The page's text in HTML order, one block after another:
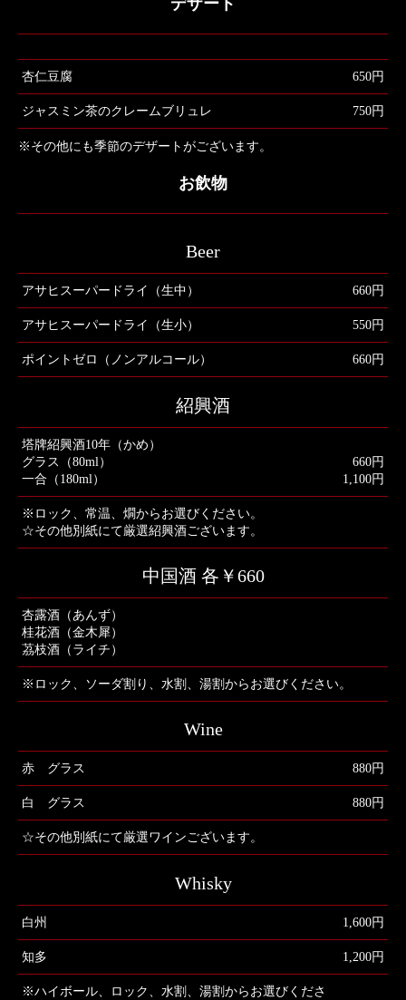
デザート
杏仁豆腐 650円
ジャスミン茶のクレームブリュレ 750円
※その他にも季節のデザートがございます。
お飲物
Beer
アサヒスーパードライ（生中） 660円
アサヒスーパードライ（生小） 550円
ポイントゼロ（ノンアルコール） 660円
紹興酒
塔牌紹興酒10年（かめ）
グラス（80ml）
一合（180ml）
660円
1,100円
※ロック、常温、燗からお選びください。
☆その他別紙にて厳選紹興酒ございます。
中国酒 各￥660
杏露酒（あんず）
桂花酒（金木犀）
茘枝酒（ライチ）
※ロック、ソーダ割り、水割、湯割からお選びください。
Wine
赤 グラス 880円
白 グラス 880円
☆その他別紙にて厳選ワインございます。
Whisky
白州 1,600円
知多 1,200円
※ハイボール、ロック、水割、湯割からお選びくださ